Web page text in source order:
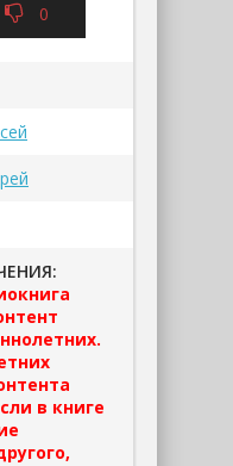
0
в книге